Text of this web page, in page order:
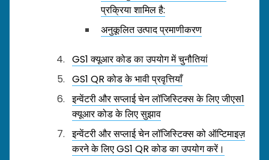
प्रक्रिया शामिल है:
अनुकूलित उत्पाद प्रमाणीकरण
GS1 क्यूआर कोड का उपयोग में चुनौतियां
GS1 QR कोड के भावी प्रवृत्तियाँ
इन्वेंटरी और सप्लाई चेन लॉजिस्टिक्स के लिए जीएस1
क्यूआर कोड के लिए सुझाव
इन्वेंटरी और सप्लाई चेन लॉजिस्टिक्स को ऑप्टिमाइज़
करने के लिए GS1 QR कोड का उपयोग करें।